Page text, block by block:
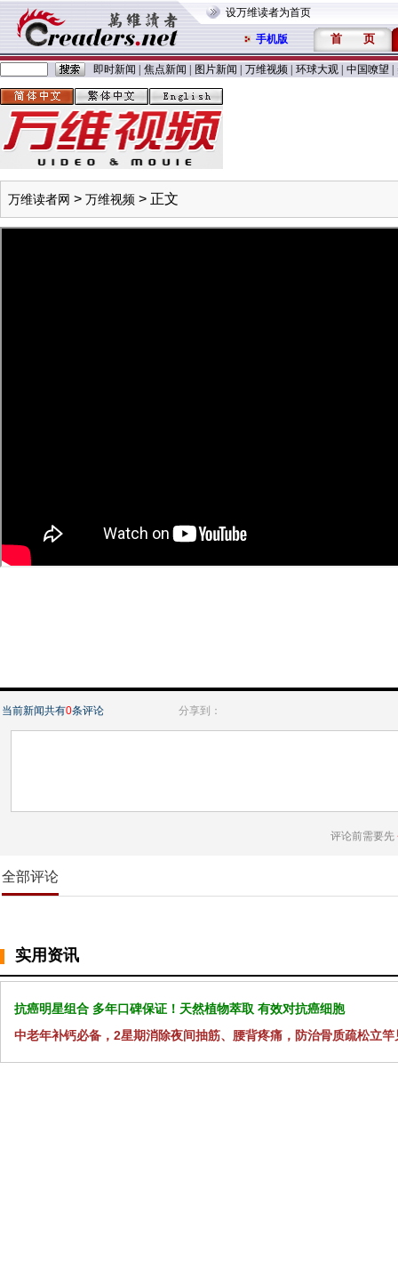
设万维读者为首页
手机版 首 页
即时新闻 焦点新闻 图片新闻 万维视频 环球大观 中国嘹望
万维读者网 > 万维视频 > 正文
当前新闻共有0条评论 分享到：
评论前需要先
全部评论
实用资讯
抗癌明星组合 多年口碑保证！天然植物萃取 有效对抗癌细胞
中老年补钙必备，2星期消除夜间抽筋、腰背疼痛，防治骨质疏松立竿